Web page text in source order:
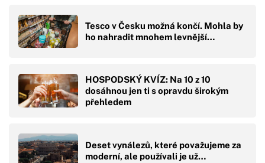
Tesco v Česku možná končí. Mohla by
ho nahradit mnohem levnější…
HOSPODSKÝ KVÍZ: Na 10 z 10
dosáhnou jen ti s opravdu širokým
přehledem
Deset vynálezů, které považujeme za
moderní, ale používali je už…